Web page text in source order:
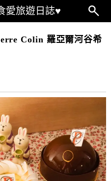
愛旅遊日誌♥
Colin 羅亞爾河谷希